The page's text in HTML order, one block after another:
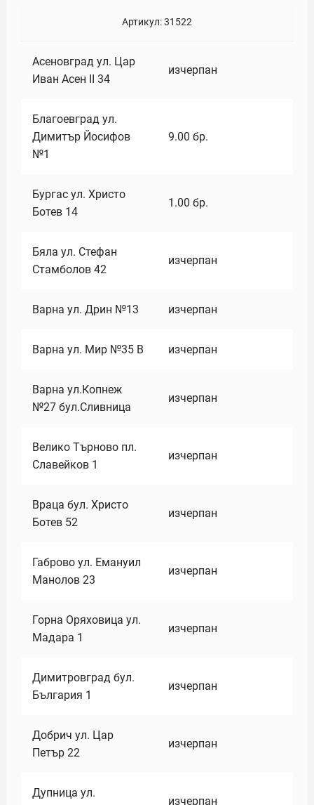
Артикул:31522
Асеновград ул. Цар
Иван Асен II 34
изчерпан
Благоевград ул.
Димитър Йосифов
№1
9.00 бр.
Бургас ул. Христо
Ботев 14
1.00 бр.
Бяла ул. Стефан
Стамболов 42
изчерпан
Варна ул. Дрин №13 изчерпан
Варна ул. Мир №35 В изчерпан
Варна ул.Копнеж
№27 бул.Сливница
изчерпан
Велико Търново пл.
Славейков 1
изчерпан
Враца бул. Христо
Ботев 52
изчерпан
Габрово ул. Емануил
Манолов 23
изчерпан
Горна Оряховица ул.
Мадара 1
изчерпан
Димитровград бул.
България 1
изчерпан
Добрич ул. Цар
Петър 22
изчерпан
Дупница ул.
изчерпан